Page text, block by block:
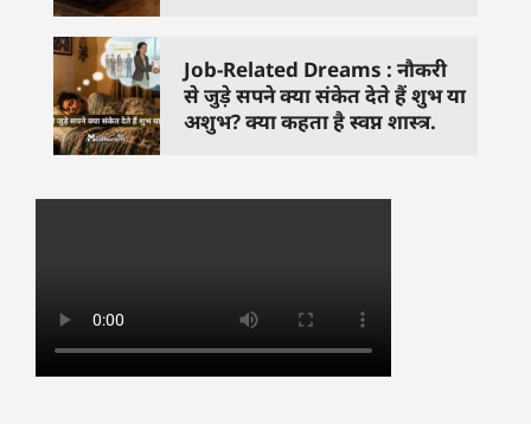
Job-Related Dreams : नौकरी
से जुड़े सपने क्या संकेत देते हैं शुभ या
अशुभ? क्या कहता है स्वप्न शास्त्र.